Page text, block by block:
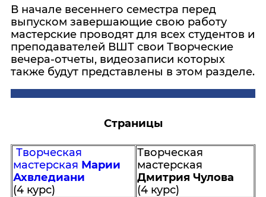
В начале весеннего семестра перед
выпуском завершающие свою работу
мастерские проводят для всех студентов и
преподавателей ВШТ свои Творческие
вечера-отчеты, видеозаписи которых
также будут представлены в этом разделе.
Страницы
Творческая
мастерская Марии
Ахвледиани
(4 курс)
Творческая
мастерская
Дмитрия Чулова
(4 курс)